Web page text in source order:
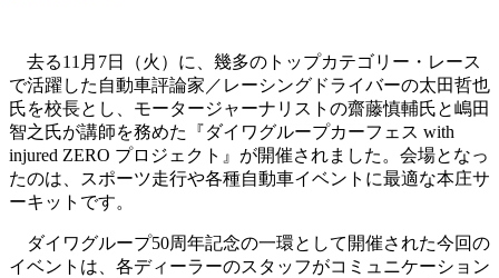
去る11月7日（火）に、幾多のトップカテゴリー・レース
で活躍した自動車評論家／レーシングドライバーの太田哲也
氏を校長とし、モータージャーナリストの齋藤慎輔氏と嶋田
智之氏が講師を務めた『ダイワグループカーフェス with
injured ZERO プロジェクト』が開催されました。会場となっ
たのは、スポーツ走行や各種自動車イベントに最適な本庄サ
ーキットです。
ダイワグループ50周年記念の一環として開催された今回の
イベントは、各ディーラーのスタッフがコミュニケーション